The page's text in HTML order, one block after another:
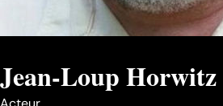
Jean-Loup Horwitz